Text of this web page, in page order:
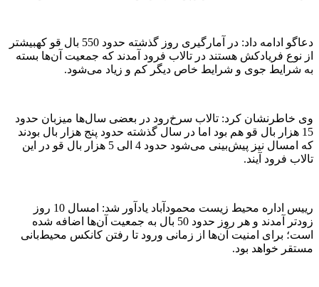
دعاگو ادامه داد: در آمارگیری روز گذشته حدود 550 بال قو کهبیشتر
از نوع فریادکش هستند در تالاب فرود آمدند که جمعیت آن‌ها بسته
به شرایط جوی و شرایط خاص دیگر کم و زیاد می‌شود.
وی خاطرنشان کرد: تالاب سرخ‌رود در بعضی سال‌ها میزبان حدود
15 هزار بال قو هم بود اما در سال گذشته حدود پنج هزار بال بودند
که امسال نیز پیش‌بینی می‌شود حدود 4 الی 5 هزار بال قو در این
تالاب فرود آیند.
رییس اداره محیط زیست محمودآباد یادآور شد: امسال 10 روز
زودتر آمدند و هر روز حدود 50 بال به جمعیت آن‌ها اضافه شده
است؛ برای امنیت آن‌ها از زمانی ورود تا رفتن کانکس محیط‌بانی
مستقر خواهد بود.